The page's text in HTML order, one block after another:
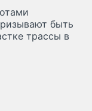
быть
трассы в